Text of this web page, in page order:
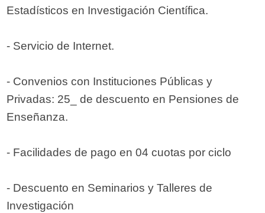
Estadísticos en Investigación Científica.
- Servicio de Internet.
- Convenios con Instituciones Públicas y
Privadas: 25_ de descuento en Pensiones de
Enseñanza.
- Facilidades de pago en 04 cuotas por ciclo
- Descuento en Seminarios y Talleres de
Investigación